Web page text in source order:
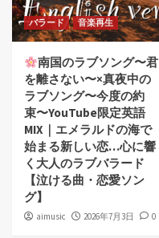
バラード 音楽再生
南国のラブソング〜君
を離さない〜×真夜中の
ラブソング〜今度の約
束〜YouTube限定英語
MIX｜エメラルドの海で
始まる新しい恋…心に響
く大人のラブバラード
【泣ける曲・恋愛ソン
グ】
aimusic 2026年7月3日 0